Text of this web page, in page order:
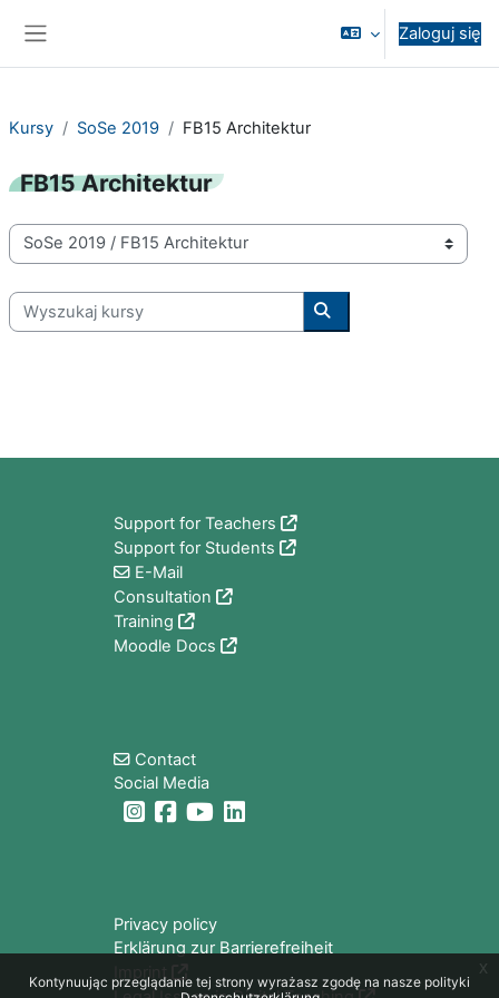
Kontynuując przeglądanie tej strony wyrażasz zgodę na nasze polityki
x
Zaloguj się
Kursy SoSe 2019 FB15 Architektur
FB15 Architektur
Kategorie kursów
Wyszukaj kursy
Wyszukaj kursy
Support for Teachers
Support for Students
E-Mail
Consultation
Training
Moodle Docs
Contact
Social Media
Privacy policy
Erklärung zur Barrierefreiheit
Imprint